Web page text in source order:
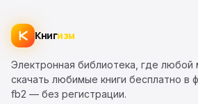
Книгизм
Электронная библиотека, где любой
скачать любимые книги бесплатно в
fb2 — без регистрации.